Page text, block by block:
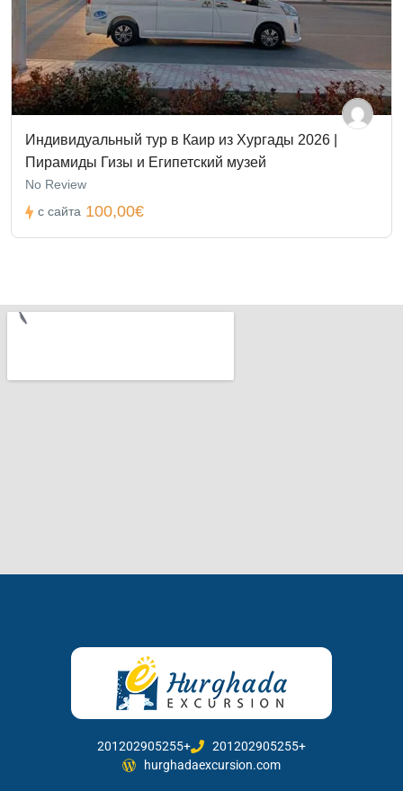
Индивидуальный тур в Каир из Хургады 2026 |
Пирамиды Гизы и Египетский музей
No Review
с сайта 100,00€
201202905255+
201202905255+
hurghadaexcursion.com